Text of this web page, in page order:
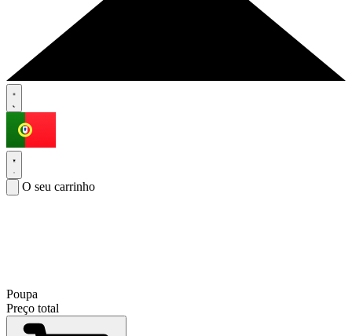
O seu carrinho
Poupa
Preço total